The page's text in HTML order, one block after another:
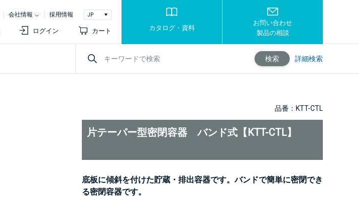
会社情報 採用情報
ログイン カート カタログ・資料
お問い合わせ
製品の相談
検索 詳細検索
品番：KTT-CTL
片テーパー型密閉容器 バンド式【KTT-CTL】
底板に傾斜を付けた貯蔵・排出容器です。バンドで簡単に密閉でき
る密閉容器です。